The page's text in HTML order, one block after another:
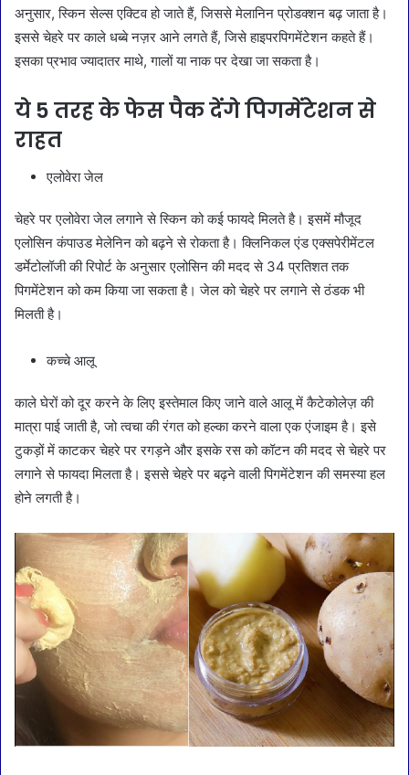
अनुसार, स्किन सेल्स एक्टिव हो जाते हैं, जिससे मेलानिन प्रोडक्शन बढ़ जाता है।
इससे चेहरे पर काले धब्बे नज़र आने लगते हैं, जिसे हाइपरपिगमेंटेशन कहते हैं।
इसका प्रभाव ज्यादातर माथे, गालों या नाक पर देखा जा सकता है।
ये 5 तरह के फेस पैक देंगे पिगमेंटेशन से
राहत
एलोवेरा जेल
चेहरे पर एलोवेरा जेल लगाने से स्किन को कई फायदे मिलते है। इसमें मौजूद
एलोसिन कंपाउड मेलेनिन को बढ़ने से रोकता है। क्लिनिकल एंड एक्सपेरीमेंटल
डर्मेटोलॉजी की रिपोर्ट के अनुसार एलोसिन की मदद से 34 प्रतिशत तक
पिगमेंटेशन को कम किया जा सकता है। जेल को चेहरे पर लगाने से ठंडक भी
मिलती है।
कच्चे आलू
काले घेरों को दूर करने के लिए इस्तेमाल किए जाने वाले आलू में कैटेकोलेज़ की
मात्रा पाई जाती है, जो त्वचा की रंगत को हल्का करने वाला एक एंजाइम है। इसे
टुकड़ों में काटकर चेहरे पर रगड़ने और इसके रस को कॉटन की मदद से चेहरे पर
लगाने से फायदा मिलता है। इससे चेहरे पर बढ़ने वाली पिगमेंटेशन की समस्या हल
होने लगती है।